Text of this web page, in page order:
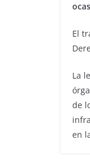
El
La
de
en